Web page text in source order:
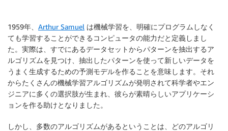
1959年、 Arthur Samuel は機械学習を、明確にプログラムしなく
ても学習することができるコンピュータの能力だと定義しまし
た。実際は、すでにあるデータセットからパターンを抽出するア
ルゴリズムを見つけ、抽出したパターンを使って新しいデータを
うまく生成するための予測モデルを作ることを意味します。それ
からたくさんの機械学習アルゴリズムが発明されて科学者やエン
ジニアに多くの選択肢が生まれ、彼らが素晴らしいアプリケーシ
ョンを作る助けとなりました。
しかし、多数のアルゴリズムがあるということは、どのアルゴリ